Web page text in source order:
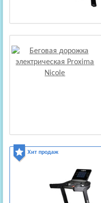
Хит продаж